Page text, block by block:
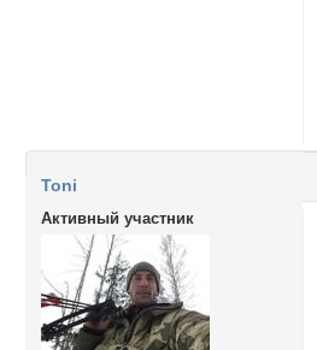
Toni
Активный участник